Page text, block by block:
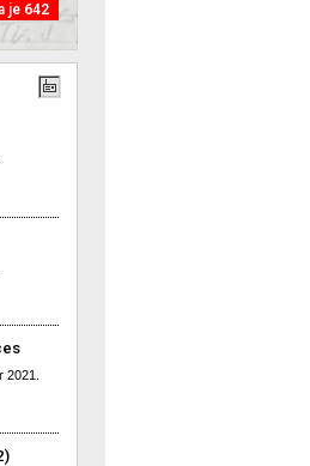
je 642